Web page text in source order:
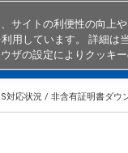
業界・用途別商品
対応状況 / 非含有証明書ダウ
サイトの利便性の向上
利用しています。 詳細は当
ザの設定によりクッキ